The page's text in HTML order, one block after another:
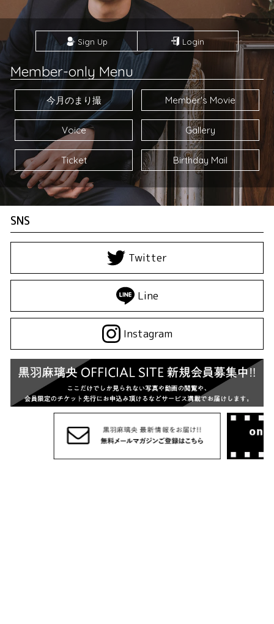
Sign Up Login
Member-only Menu
今月のまり撮 Member's Movie
Voice Gallery
Ticket Birthday Mail
SNS
Twitter
Line
Instagram